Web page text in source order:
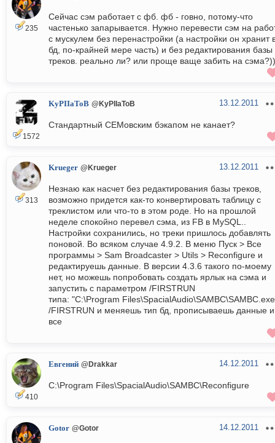
235
Сейчас сэм работает с фб. фб - говно, потому-что
частенько запарывается. Нужно перевести сэм на
с мускулем без перенастройки (а настройки он хранит
бд, по-крайней мере часть) и без редактирования базы
треков. реально ли? или проще ваще забить на сэма?))
1572
KyPIIaToB @KyPIIaToB 13.12.2011
Стандартный СЕМовским бэкапом не канает?
313
Krueger @Krueger 13.12.2011
Незнаю как насчет без редактирования базы треков,
возможно придется как-то конвертировать таблицу с
треклистом или что-то в этом роде. Но на прошлой
неделе спокойно перевел сэма, из FB в MySQL..
Настройки сохранились, но треки пришлось добавлять
поновой. Во всяком случае 4.9.2. В меню Пуск > Все
программы > Sam Broadcaster > Utils > Reconfigure и
редактируешь данные. В версии 4.3.6 такого по-моему
нет, но можешь попробовать создать ярлык на сэма и
запустить с параметром /FIRSTRUN
типа: "C:\Program
/FIRSTRUN и меняешь тип бд, прописываешь данные и
все
410
Евгений @Drakkar 14.12.2011
C:\Program Files\SpacialAudio\SAMBC\Reconfigure
Gotor @Gotor 14.12.2011